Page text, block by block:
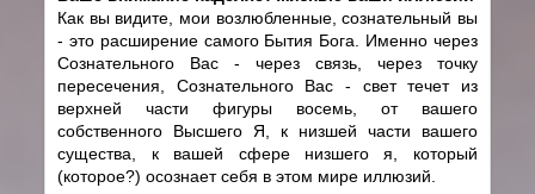
Как вы видите, мои возлюбленные, сознательный вы
- это расширение самого Бытия Бога. Именно через
Сознательного Вас - через связь, через точку
пересечения, Сознательного Вас - свет течет из
верхней части фигуры восемь, от вашего
собственного Высшего Я, к низшей части вашего
существа, к вашей сфере низшего я, который
(которое?) осознает себя в этом мире иллюзий.